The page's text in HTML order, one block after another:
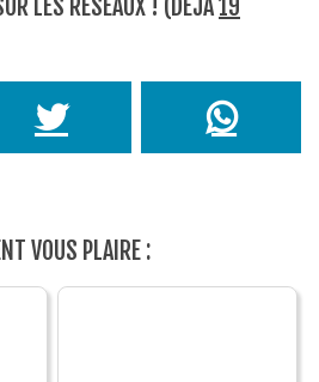
LES RÉSEAUX ! (DÉJA19
VOUS PLAIRE :